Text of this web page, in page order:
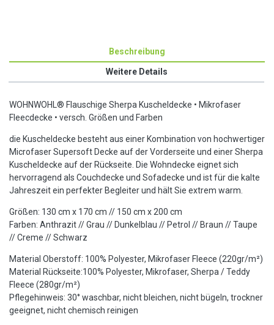
Beschreibung
Weitere Details
WOHNWOHL® Flauschige Sherpa Kuscheldecke • Mikrofaser
Fleecdecke • versch. Größen und Farben
die Kuscheldecke besteht aus einer Kombination von hochwertiger
Microfaser Supersoft Decke auf der Vorderseite und einer Sherpa
Kuscheldecke auf der Rückseite. Die Wohndecke eignet sich
hervorragend als Couchdecke und Sofadecke und ist für die kalte
Jahreszeit ein perfekter Begleiter und hält Sie extrem warm.
Größen: 130 cm x 170 cm // 150 cm x 200 cm
Farben: Anthrazit // Grau // Dunkelblau // Petrol // Braun // Taupe
// Creme // Schwarz
Material Oberstoff: 100% Polyester, Mikrofaser Fleece (220gr/m²)
Material Rückseite:100% Polyester, Mikrofaser, Sherpa / Teddy
Fleece (280gr/m²)
Pflegehinweis: 30° waschbar, nicht bleichen, nicht bügeln, trockner
geeignet, nicht chemisch reinigen